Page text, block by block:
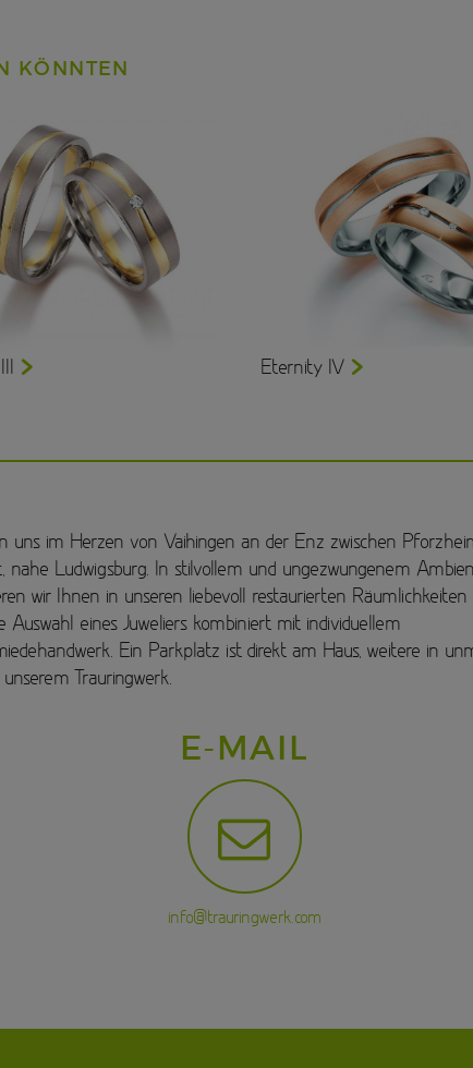
KÖNNTEN
Eternity IV
uns im Herzen von Vaihingen an der Enz zwischen
nahe Ludwigsburg. In stilvollem und ungezwungenem
wir Ihnen in unseren liebevoll restaurierten Räumlichkeiten
Auswahl eines Juweliers kombiniert mit individuellem
Ein Parkplatz ist direkt am Haus, weitere in
Trauringwerk.
E-MAIL
info@trauringwerk.com